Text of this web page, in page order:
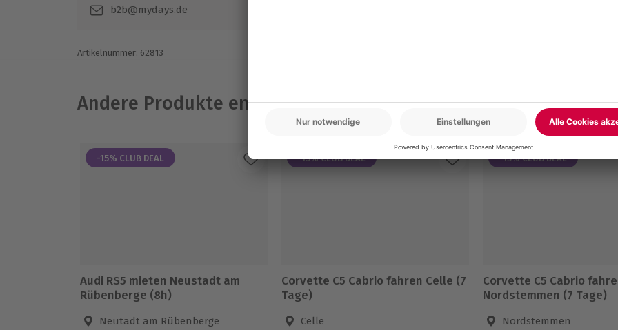
b2b@mydays.de
Artikelnummer: 62813
Andere Produkte entdecken
-15% CLUB DEAL
Audi RS5 mieten Neustadt am
Rübenberge (8h)
Neutadt am Rübenberge
-15% CLUB DEAL
Corvette C5 Cabrio fahren Celle (7
Tage)
Celle
-15% CLUB DEAL
Corvette C5 Cabrio
Nordstemmen (7 Tage)
Nordstemmen